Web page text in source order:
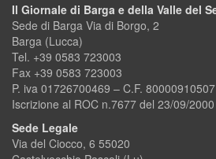
Il Giornale di Barga e della Valle del
Sede di Barga Via di Borgo, 2
Barga (Lucca)
Tel. +39 0583 723003
Fax +39 0583 723003
P. iva 01726700469 – C.F. 80000910507
Iscrizione al ROC n.7677 del 23/09/2000
Sede Legale
Via del Ciocco, 6 55020